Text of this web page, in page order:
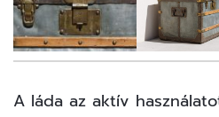
A láda az aktív